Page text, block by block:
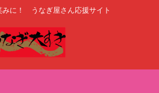
みに！ うなぎ屋さん応援サイト